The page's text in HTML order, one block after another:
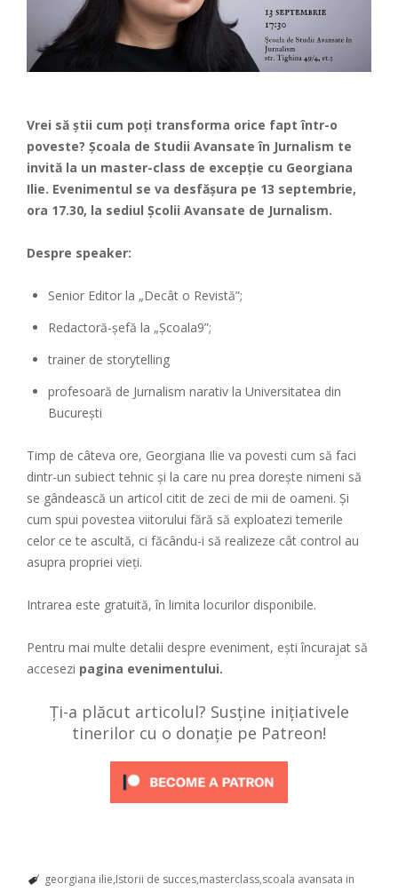
Vrei să știi cum poți transforma orice fapt într-o
poveste? Școala de Studii Avansate în Jurnalism te
invită la un master-class de excepție cu Georgiana
Ilie. Evenimentul se va desfășura pe 13 septembrie,
ora 17.30, la sediul Școlii Avansate de Jurnalism.
Despre speaker:
Senior Editor la „Decât o Revistă”;
Redactoră-șefă la „Școala9”;
trainer de storytelling
profesoară de Jurnalism narativ la Universitatea din
București
Timp de câteva ore, Georgiana Ilie va povesti cum să faci
dintr-un subiect tehnic și la care nu prea dorește nimeni să
se gândească un articol citit de zeci de mii de oameni. Și
cum spui povestea viitorului fără să exploatezi temerile
celor ce te ascultă, ci făcându-i să realizeze cât control au
asupra propriei vieți.
Intrarea este gratuită, în limita locurilor disponibile.
Pentru mai multe detalii despre eveniment, ești încurajat să
accesezi pagina evenimentului.
Ți-a plăcut articolul? Susține inițiativele
tinerilor cu o donație pe Patreon!
georgiana ilie Istorii de succes masterclass scoala avansata in